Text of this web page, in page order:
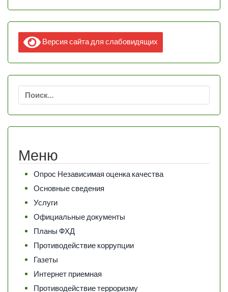
Версия сайта для слабовидящих
Меню
Опрос Независимая оценка качества
Основные сведения
Услуги
Официальные документы
Планы ФХД
Противодействие коррупции
Газеты
Интернет приемная
Противодействие терроризму